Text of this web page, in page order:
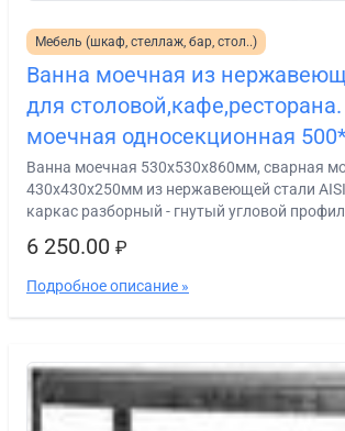
Мебель (шкаф, стеллаж, бар, стол..)
Ванна моечная из
для
моечная односекционная
Ванна моечная 530х530х860мм, сварная
430х430х250мм из нержавеющей стали
каркас разборный - гнутый угловой
6 250.00 ₽
Подробное описание »